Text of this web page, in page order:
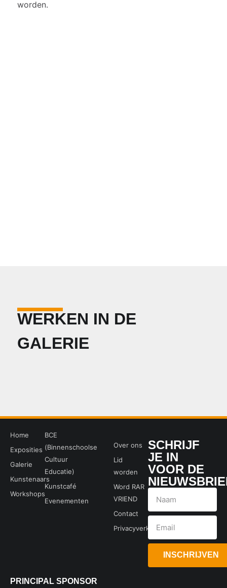
worden.
WERKEN IN DE
GALERIE
Home
Exposities
Galerie
Kunstenaars
Workshops
BCE
(Binnenschoolse
Cultuur
Educatie)
Kunstcafé
Evenementen
Over ons
Lid
worden
Word RAR
VRIEND
Contact
Privacyverklaring
SCHRIJF
JE IN
VOOR DE
INSCHRIJVEN
PRINCIPAL SPONSOR